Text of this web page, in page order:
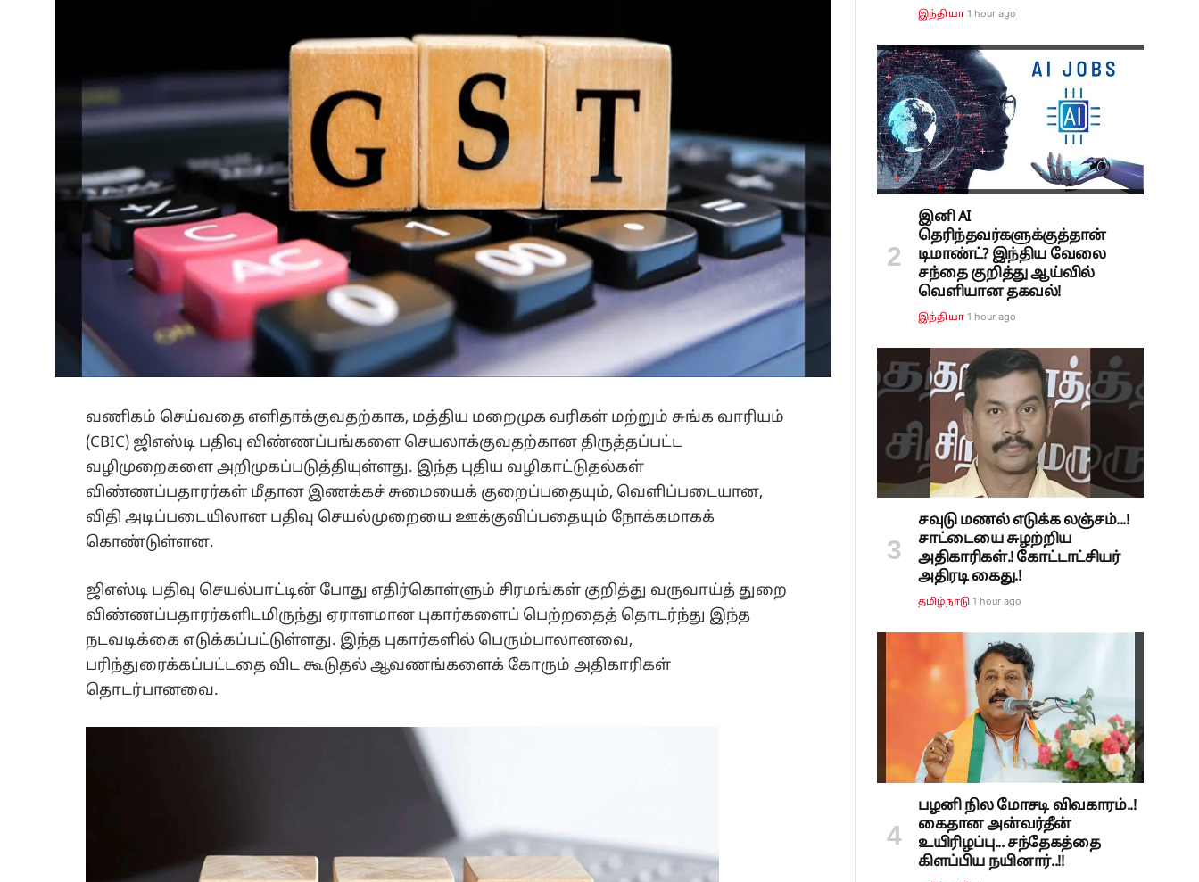
வணிகம் செய்வதை எளிதாக்குவதற்காக, மத்திய மறைமுக வரிகள் மற்றும் சுங்க வாரியம்
(CBIC) ஜிஎஸ்டி பதிவு விண்ணப்பங்களை செயலாக்குவதற்கான திருத்தப்பட்ட
வழிமுறைகளை அறிமுகப்படுத்தியுள்ளது. இந்த புதிய வழிகாட்டுதல்கள்
விண்ணப்பதாரர்கள் மீதான இணக்கச் சுமையைக் குறைப்பதையும், வெளிப்படையான,
விதி அடிப்படையிலான பதிவு செயல்முறையை ஊக்குவிப்பதையும் நோக்கமாகக்
கொண்டுள்ளன.
ஜிஎஸ்டி பதிவு செயல்பாட்டின் போது எதிர்கொள்ளும் சிரமங்கள் குறித்து வருவாய்த் துறை
விண்ணப்பதாரர்களிடமிருந்து ஏராளமான புகார்களைப் பெற்றதைத் தொடர்ந்து இந்த
நடவடிக்கை எடுக்கப்பட்டுள்ளது. இந்த புகார்களில் பெரும்பாலானவை,
பரிந்துரைக்கப்பட்டதை விட கூடுதல் ஆவணங்களைக் கோரும் அதிகாரிகள்
தொடர்பானவை.
இந்தியா 1 hour ago
இனி AI
தெரிந்தவர்களுக்குத்தான்
டிமாண்ட்? இந்திய வேலை
சந்தை குறித்து ஆய்வில்
வெளியான தகவல்!
இந்தியா 1 hour ago
சவுடு மணல் எடுக்க லஞ்சம்...!
சாட்டையை சுழற்றிய
அதிகாரிகள்.! கோட்டாட்சியர்
அதிரடி கைது.!
தமிழ்நாடு 1 hour ago
பழனி நில மோசடி விவகாரம்..!
கைதான அன்வர்தீன்
உயிரிழப்பு... சந்தேகத்தை
கிளப்பிய நயினார்..!!